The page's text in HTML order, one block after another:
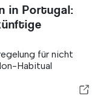
in Portugal:
für nicht
Habitual